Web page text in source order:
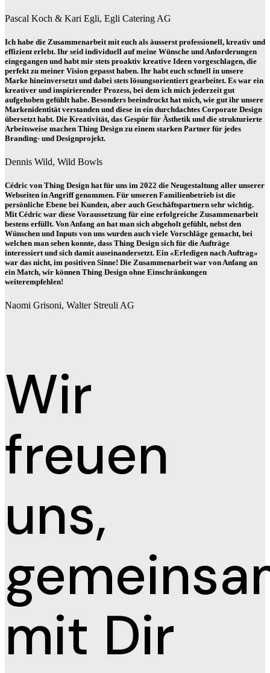
Pascal Koch & Kari Egli, Egli Catering AG
Ich habe die Zusammenarbeit mit euch als äusserst professionell, kreativ und
effizient erlebt. Ihr seid individuell auf meine Wünsche und Anforderungen
eingegangen und habt mir stets proaktiv kreative Ideen vorgeschlagen, die
perfekt zu meiner Vision gepasst haben. Ihr habt euch schnell in unsere
Marke hineinversetzt und dabei stets lösungsorientiert gearbeitet. Es war ein
kreativer und inspirierender Prozess, bei dem ich mich jederzeit gut
aufgehoben gefühlt habe. Besonders beeindruckt hat mich, wie gut ihr unsere
Markenidentität verstanden und diese in ein durchdachtes Corporate Design
übersetzt habt. Die Kreativität, das Gespür für Ästhetik und die strukturierte
Arbeitsweise machen Thing Design zu einem starken Partner für jedes
Branding- und Designprojekt.
Dennis Wild, Wild Bowls
Cédric von Thing Design hat für uns im 2022 die Neugestaltung aller unserer
Webseiten in Angriff genommen. Für unseren Familienbetrieb ist die
persönliche Ebene bei Kunden, aber auch Geschäftspartnern sehr wichtig.
Mit Cédric war diese Voraussetzung für eine erfolgreiche Zusammenarbeit
bestens erfüllt. Von Anfang an hat man sich abgeholt gefühlt, nebst den
Wünschen und Inputs von uns wurden auch viele Vorschläge gemacht, bei
welchen man sehen konnte, dass Thing Design sich für die Aufträge
interessiert und sich damit auseinandersetzt. Ein «Erledigen nach Auftrag»
war das nicht, im positiven Sinne! Die Zusammenarbeit war von Anfang an
ein Match, wir können Thing Design ohne Einschränkungen
weiterempfehlen!
Naomi Grisoni, Walter Streuli AG
Wir
freuen
uns,
mit Dir